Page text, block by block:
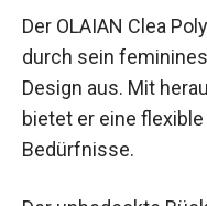
Der OLAIAN Clea
durch sein
Design aus. Mit
bietet er eine
Bedürfnisse.